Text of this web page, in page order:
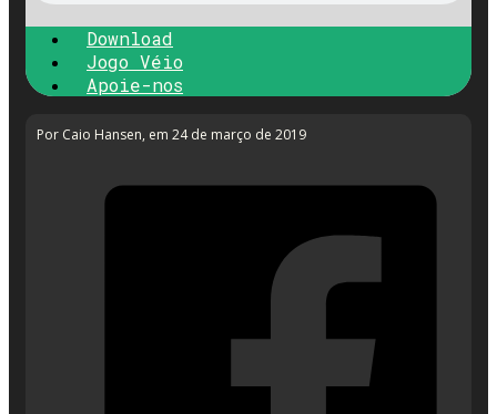
Download
Jogo Véio
Apoie-nos
Por Caio Hansen, em 24 de março de 2019